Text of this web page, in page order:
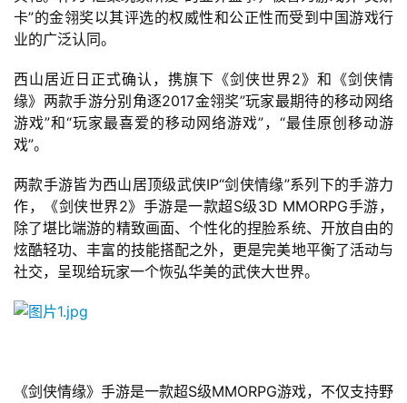
卡”的金翎奖以其评选的权威性和公正性而受到中国游戏行
业的广泛认同。
西山居近日正式确认，携旗下《剑侠世界2》和《剑侠情
缘》两款手游分别角逐2017金翎奖”玩家最期待的移动网络
游戏”和“玩家最喜爱的移动网络游戏”，“最佳原创移动游
戏”。
两款手游皆为西山居顶级武侠IP“剑侠情缘”系列下的手游力
作，《剑侠世界2》手游是一款超S级3D MMORPG手游，
除了堪比端游的精致画面、个性化的捏脸系统、开放自由的
炫酷轻功、丰富的技能搭配之外，更是完美地平衡了活动与
社交，呈现给玩家一个恢弘华美的武侠大世界。
《剑侠情缘》手游是一款超S级MMORPG游戏，不仅支持野